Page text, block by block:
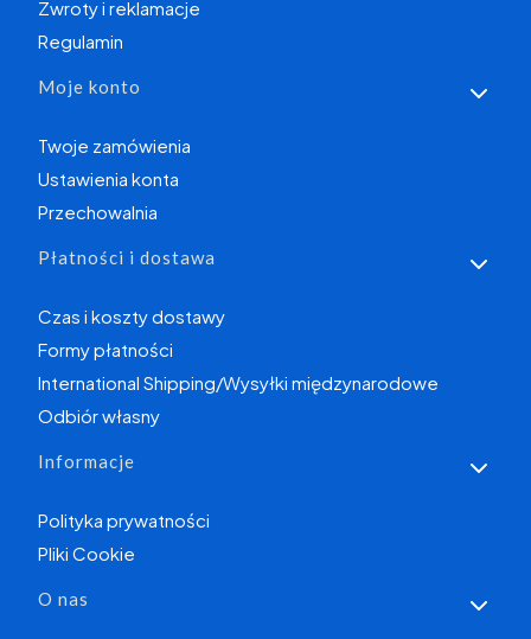
Zwroty i reklamacje
Regulamin
Moje konto
Twoje zamówienia
Ustawienia konta
Przechowalnia
Płatności i dostawa
Czas i koszty dostawy
Formy płatności
International Shipping/Wysyłki międzynarodowe
Odbiór własny
Informacje
Polityka prywatności
Pliki Cookie
O nas